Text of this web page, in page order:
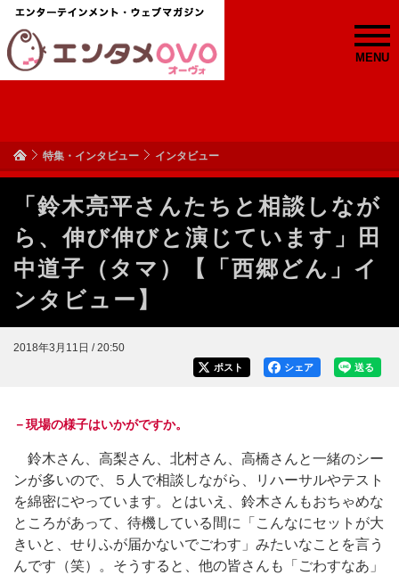
MENU
特集・インタビュー インタビュー
「鈴木亮平さんたちと相談しなが
ら、伸び伸びと演じています」田
中道子（タマ）【「西郷どん」イ
ンタビュー】
2018年3月11日 / 20:50
送る
シェア
ポスト
－現場の様子はいかがですか。
鈴木さん、高梨さん、北村さん、高橋さんと一緒のシー
ンが多いので、５人で相談しながら、リハーサルやテスト
を綿密にやっています。とはいえ、鈴木さんもおちゃめな
ところがあって、待機している間に「こんなにセットが大
きいと、せりふが届かないでごわす」みたいなことを言う
んです（笑）。そうすると、他の皆さんも「ごわすなあ」